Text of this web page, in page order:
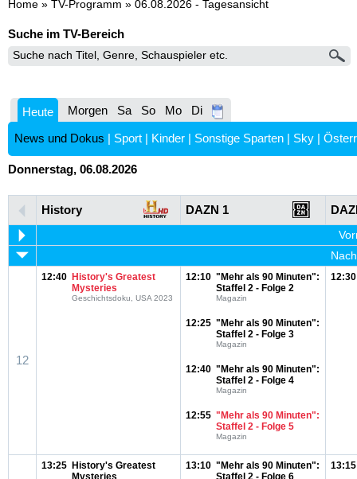
Home » TV-Programm » 06.08.2026 - Tagesansicht
Suche im TV-Bereich
Heute Morgen Sa So Mo Di
News und Dokus | Sport | Kinder | Sonstige Sparten | Sky |
Donnerstag, 06.08.2026
History DAZN 1
12
12:40 History's Greatest
Mysteries
Geschichtsdoku, USA 2023
12:10 "Mehr als 90 Minuten":
Staffel 2 - Folge 2
Magazin
12:25 "Mehr als 90 Minuten":
Staffel 2 - Folge 3
Magazin
12:40 "Mehr als 90 Minuten":
Staffel 2 - Folge 4
Magazin
12:55 "Mehr als 90 Minuten":
Staffel 2 - Folge 5
Magazin
12:30
13:25 History's Greatest
Mysteries
13:10 "Mehr als 90 Minuten":
Staffel 2 - Folge 6
13:15